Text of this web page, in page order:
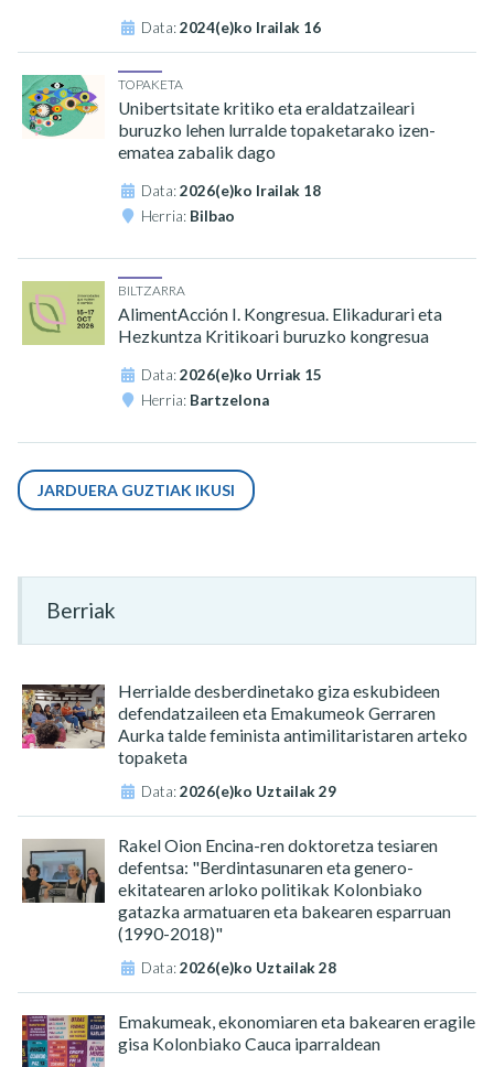
Data:2024(e)ko Irailak 16
TOPAKETA
Unibertsitate kritiko eta eraldatzaileari
buruzko lehen lurralde topaketarako izen-
ematea zabalik dago
Data:2026(e)ko Irailak 18
Herria: Bilbao
BILTZARRA
AlimentAcción I. Kongresua. Elikadurari eta
Hezkuntza Kritikoari buruzko kongresua
Data:2026(e)ko Urriak 15
Herria: Bartzelona
JARDUERA GUZTIAK IKUSI
Berriak
Herrialde desberdinetako giza eskubideen
defendatzaileen eta Emakumeok Gerraren
Aurka talde feminista antimilitaristaren arteko
topaketa
Data:2026(e)ko Uztailak 29
Rakel Oion Encina-ren doktoretza tesiaren
defentsa: "Berdintasunaren eta genero-
ekitatearen arloko politikak Kolonbiako
gatazka armatuaren eta bakearen esparruan
(1990-2018)"
Data:2026(e)ko Uztailak 28
Emakumeak, ekonomiaren eta bakearen eragile
gisa Kolonbiako Cauca iparraldean